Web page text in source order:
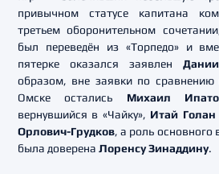
привычном статусе капитана
третьем оборонительном
был переведён из «Торпедо» и
пятерке оказался заявлен
образом, вне заявки по
Омске остались Михаил
вернувшийся в «Чайку», Итай Голан
Орлович-Грудков, а роль основного
была доверена Лоренсу Зинаддину.